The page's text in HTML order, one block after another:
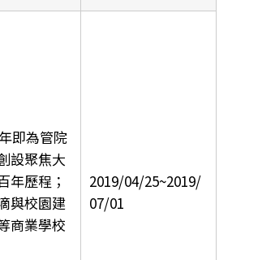
即為管院
設聚焦大
年歷程；
與校園建
商業學校
2019/04/25~2019/
07/01